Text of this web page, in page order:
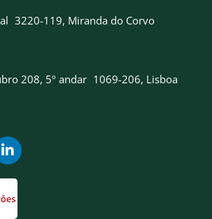
3220-119, Miranda do Corvo
208, 5º andar 1069-206, Lisboa
L
i
n
k
e